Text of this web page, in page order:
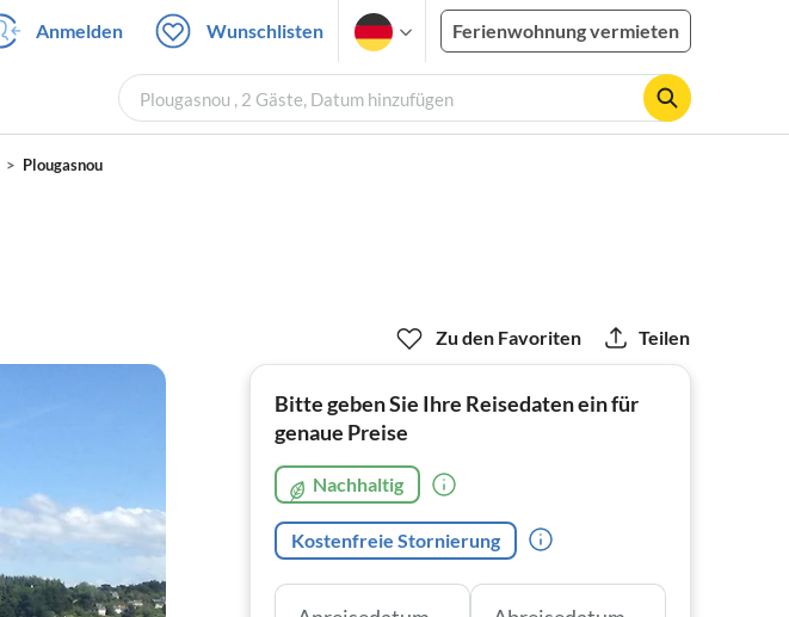
Anmelden Wunschlisten Ferienwohnung vermieten
Plougasnou , 2 Gäste, Datum hinzufügen
Plougasnou
Zu den Favoriten Teilen
Bitte geben Sie Ihre Reisedaten ein für
genaue Preise
Nachhaltig
Kostenfreie Stornierung